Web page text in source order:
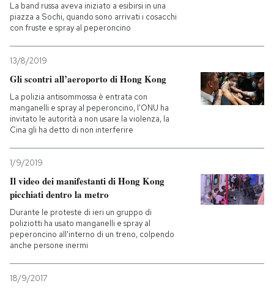
La band russa aveva iniziato a esibirsi in una
piazza a Sochi, quando sono arrivati i cosacchi
con fruste e spray al peperoncino
13/8/2019
Gli scontri all’aeroporto di Hong Kong
La polizia antisommossa è entrata con
manganelli e spray al peperoncino, l'ONU ha
invitato le autorità a non usare la violenza, la
Cina gli ha detto di non interferire
1/9/2019
Il video dei manifestanti di Hong Kong
picchiati dentro la metro
Durante le proteste di ieri un gruppo di
poliziotti ha usato manganelli e spray al
peperoncino all'interno di un treno, colpendo
anche persone inermi
18/9/2017